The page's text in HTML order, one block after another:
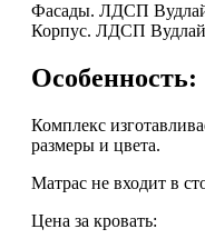
Фасады. ЛДСП
Корпус. ЛДСП
Особенность:
Комплекс
размеры и цвета.
Матрас не входит в
Цена за кровать: